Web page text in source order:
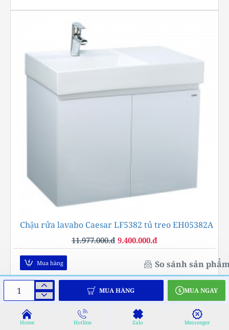
Home Hotline Zalo Messenger
MUA HÀNG MUA NGAY
-22%
Chậu rửa lavabo Caesar LF5382 tủ treo EH05382A
9.400.000.đ
11.977.000.đ
Mua hàng So sánh sản